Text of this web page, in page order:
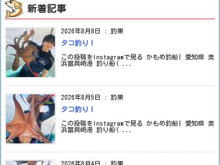
新着記事
2026年8月8日 : 釣果
タコ釣り！
この投稿をInstagramで見る かもめ釣船| 愛知県 美
浜冨具崎港 釣り船( ...
2026年8月5日 : 釣果
タコ釣り！
この投稿をInstagramで見る かもめ釣船| 愛知県 美
浜冨具崎港 釣り船( ...
2026年8月4日 : 釣果